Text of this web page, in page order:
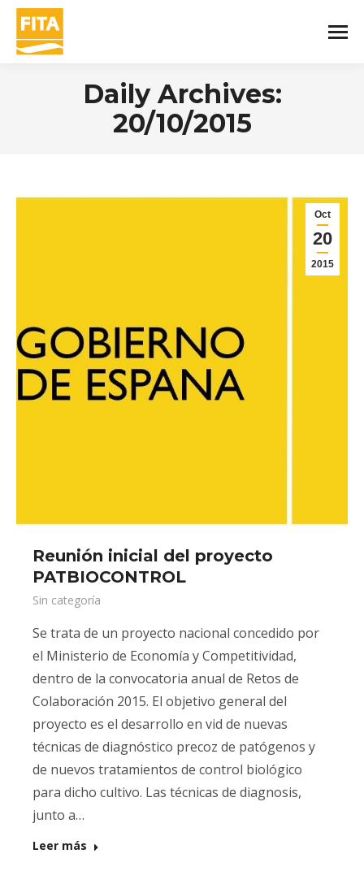
Daily Archives:
20/10/2015
Oct
20
2015
Reunión inicial del proyecto
PATBIOCONTROL
Sin categoría
Se trata de un proyecto nacional concedido por
el Ministerio de Economía y Competitividad,
dentro de la convocatoria anual de Retos de
Colaboración 2015. El objetivo general del
proyecto es el desarrollo en vid de nuevas
técnicas de diagnóstico precoz de patógenos y
de nuevos tratamientos de control biológico
para dicho cultivo. Las técnicas de diagnosis,
junto a…
Leer más